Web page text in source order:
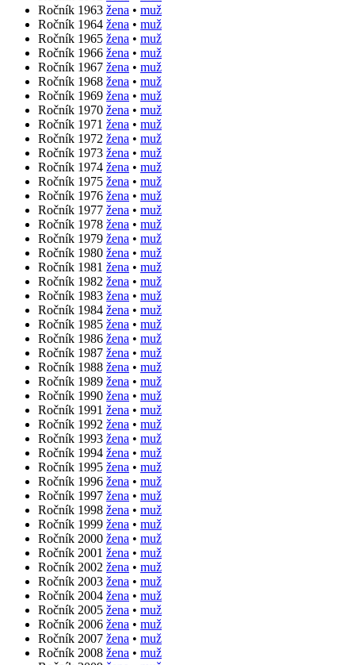
Ročník 1963 žena • muž
Ročník 1964 žena • muž
Ročník 1965 žena • muž
Ročník 1966 žena • muž
Ročník 1967 žena • muž
Ročník 1968 žena • muž
Ročník 1969 žena • muž
Ročník 1970 žena • muž
Ročník 1971 žena • muž
Ročník 1972 žena • muž
Ročník 1973 žena • muž
Ročník 1974 žena • muž
Ročník 1975 žena • muž
Ročník 1976 žena • muž
Ročník 1977 žena • muž
Ročník 1978 žena • muž
Ročník 1979 žena • muž
Ročník 1980 žena • muž
Ročník 1981 žena • muž
Ročník 1982 žena • muž
Ročník 1983 žena • muž
Ročník 1984 žena • muž
Ročník 1985 žena • muž
Ročník 1986 žena • muž
Ročník 1987 žena • muž
Ročník 1988 žena • muž
Ročník 1989 žena • muž
Ročník 1990 žena • muž
Ročník 1991 žena • muž
Ročník 1992 žena • muž
Ročník 1993 žena • muž
Ročník 1994 žena • muž
Ročník 1995 žena • muž
Ročník 1996 žena • muž
Ročník 1997 žena • muž
Ročník 1998 žena • muž
Ročník 1999 žena • muž
Ročník 2000 žena • muž
Ročník 2001 žena • muž
Ročník 2002 žena • muž
Ročník 2003 žena • muž
Ročník 2004 žena • muž
Ročník 2005 žena • muž
Ročník 2006 žena • muž
Ročník 2007 žena • muž
Ročník 2008 žena • muž